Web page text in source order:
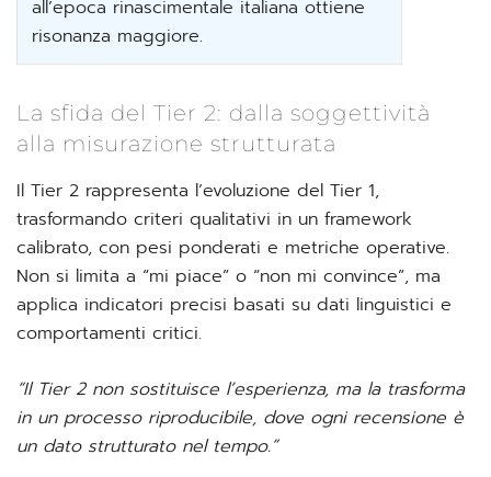
all’epoca rinascimentale italiana ottiene
risonanza maggiore.
La sfida del Tier 2: dalla soggettività
alla misurazione strutturata
Il Tier 2 rappresenta l’evoluzione del Tier 1,
trasformando criteri qualitativi in un framework
calibrato, con pesi ponderati e metriche operative.
Non si limita a “mi piace” o “non mi convince”, ma
applica indicatori precisi basati su dati linguistici e
comportamenti critici.
“Il Tier 2 non sostituisce l’esperienza, ma la trasforma
in un processo riproducibile, dove ogni recensione è
un dato strutturato nel tempo.”